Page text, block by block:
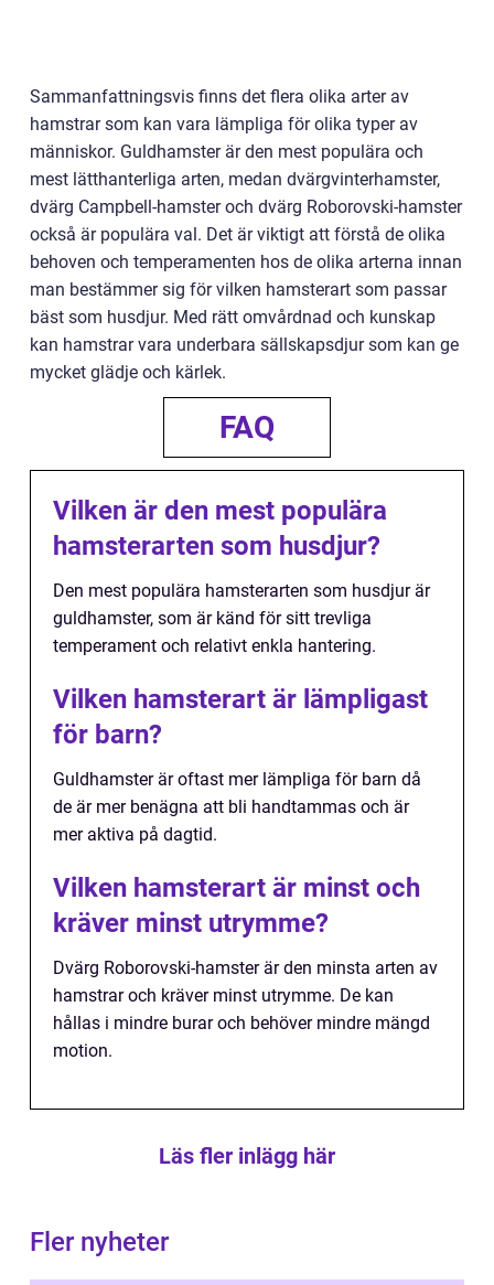
Sammanfattningsvis finns det flera olika arter av
hamstrar som kan vara lämpliga för olika typer av
människor. Guldhamster är den mest populära och
mest lätthanterliga arten, medan dvärgvinterhamster,
dvärg Campbell-hamster och dvärg Roborovski-hamster
också är populära val. Det är viktigt att förstå de olika
behoven och temperamenten hos de olika arterna innan
man bestämmer sig för vilken hamsterart som passar
bäst som husdjur. Med rätt omvårdnad och kunskap
kan hamstrar vara underbara sällskapsdjur som kan ge
mycket glädje och kärlek.
FAQ
Vilken är den mest populära
hamsterarten som husdjur?
Den mest populära hamsterarten som husdjur är
guldhamster, som är känd för sitt trevliga
temperament och relativt enkla hantering.
Vilken hamsterart är lämpligast
för barn?
Guldhamster är oftast mer lämpliga för barn då
de är mer benägna att bli handtammas och är
mer aktiva på dagtid.
Vilken hamsterart är minst och
kräver minst utrymme?
Dvärg Roborovski-hamster är den minsta arten av
hamstrar och kräver minst utrymme. De kan
hållas i mindre burar och behöver mindre mängd
motion.
Läs fler inlägg här
Fler nyheter